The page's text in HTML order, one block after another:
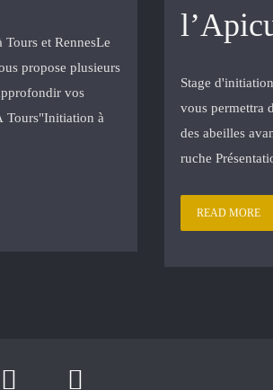
et RennesLe
propose plusieurs
vos
Tours"Initiation à
Stage
vous permettra
des abeilles
ruche
READ MORE